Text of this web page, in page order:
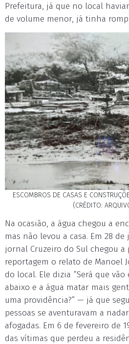
Prefeitura, já que no local
de volume menor, já tinha
ESCOMBROS DE CASAS E
(CRÉDITO:
Na ocasião, a água chegou a
mas não levou a casa. Em 28 de
jornal Cruzeiro do Sul chegou a
reportagem o relato de Manoel
do local. Ele dizia “Será que
abaixo e a água matar mais
uma providência?” — já que
pessoas se aventuravam a
afogadas. Em 6 de fevereiro de
das vítimas que perdeu a